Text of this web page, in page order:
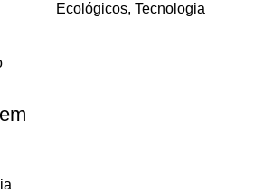
Ecológicos, Tecnologia